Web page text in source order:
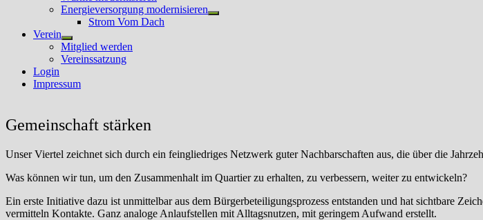
Energieversorgung modernisieren
Untermenü
Strom Vom Dach
Verein
Untermenü
anzeigen
Mitglied werden
Vereinssatzung
Login
Impressum
Gemeinschaft stärken
Unser Viertel zeichnet sich durch ein feingliedriges Netzwerk guter Nachbarschaften aus, die über die
Was können wir tun, um den Zusammenhalt im Quartier zu erhalten, zu verbessern, weiter zu entwickeln?
Ein erste Initiative dazu ist unmittelbar aus dem Bürgerbeteiligungsprozess entstanden und hat sichtbare
vermitteln Kontakte. Ganz analoge Anlaufstellen mit Alltagsnutzen, mit geringem Aufwand erstellt.